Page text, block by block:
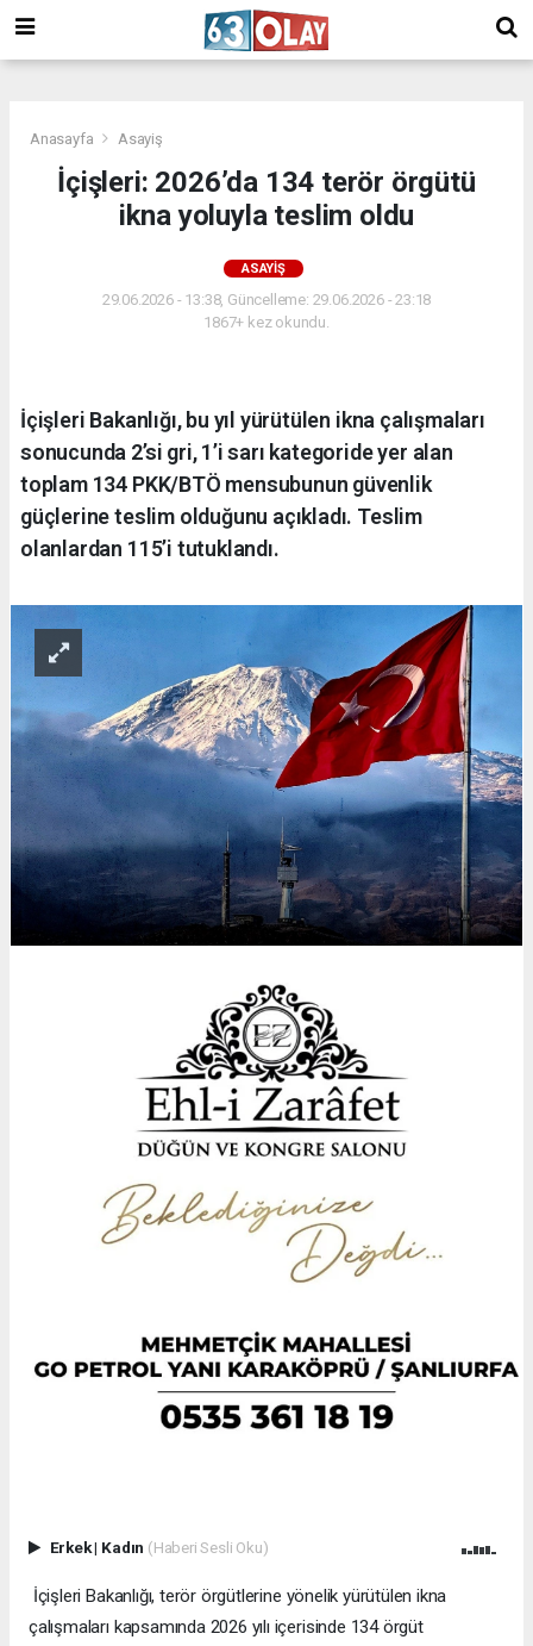
Anasayfa Asayiş
İçişleri: 2026’da 134 terör örgütü
ikna yoluyla teslim oldu
ASAYIŞ
29.06.2026 - 13:38, Güncelleme: 29.06.2026 - 23:18
1867+ kez okundu.
İçişleri Bakanlığı, bu yıl yürütülen ikna çalışmaları
sonucunda 2’si gri, 1’i sarı kategoride yer alan
toplam 134 PKK/BTÖ mensubunun güvenlik
güçlerine teslim olduğunu açıkladı. Teslim
olanlardan 115’i tutuklandı.
Erkek| Kadın (Haberi Sesli Oku)
İçişleri Bakanlığı, terör örgütlerine yönelik yürütülen ikna
çalışmaları kapsamında 2026 yılı içerisinde 134 örgüt